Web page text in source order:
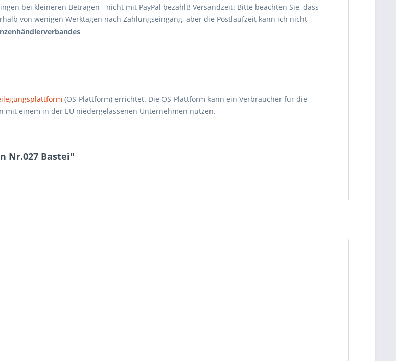
bei kleineren Beträgen - nicht mit PayPal bezahlt! Versandzeit: Bitte beachten Sie, dass
von wenigen Werktagen nach Zahlungseingang, aber die Postlaufzeit kann ich nicht
(OS-Plattform) errichtet. Die OS-Plattform kann ein Verbraucher für die
einem in der EU niedergelassenen Unternehmen nutzen.
Nr.027 Bastei"